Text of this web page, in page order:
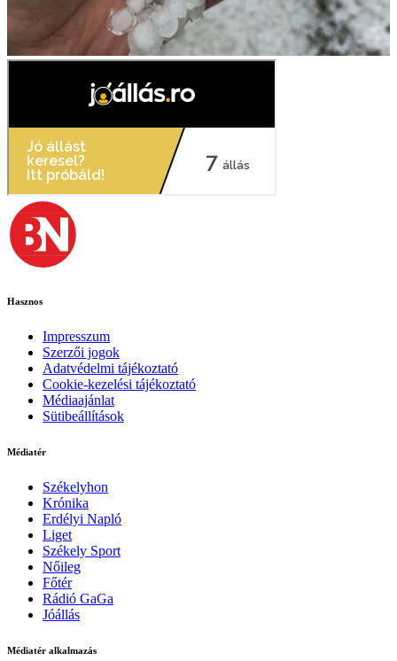
Hasznos
Impresszum
Szerzői jogok
Adatvédelmi tájékoztató
Cookie-kezelési tájékoztató
Médiaajánlat
Sütibeállítások
Médiatér
Székelyhon
Krónika
Erdélyi Napló
Liget
Székely Sport
Nőileg
Főtér
Rádió GaGa
Jóállás
Médiatér alkalmazás